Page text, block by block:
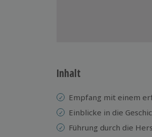
Inhalt
Empfang mit einem
Einblicke in die
Führung durch die